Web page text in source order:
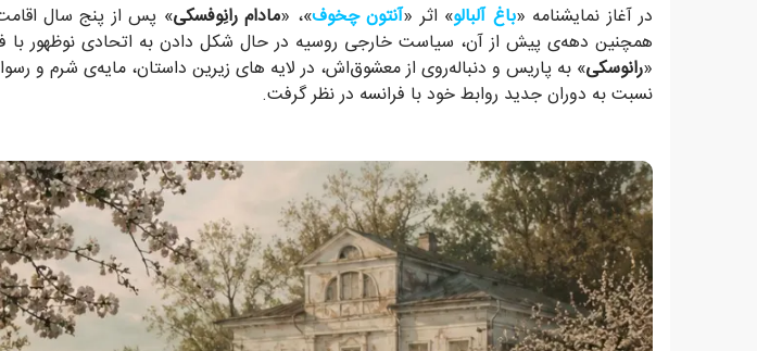
«چخوف» در نمایشنامه «باغ آلبالو»، بدترین تمایلات انسان ها را زیر ذره‌بین قرار می دهد.
در آغاز نمایشنامه «باغ آلبالو» اثر «آنتون چخوف»، «مادام رانِوفسکی
همچنین دهه‌ی پیش از آن، سیاست خارجی روسیه در حال شکل دادن به اتحادی نوظهور
«رانوسکی» به پاریس و دنباله‌روی از معشوق‌اش، در لایه های زیرین داستان، مایه‌ی شرم و
نسبت به دوران جدید روابط خود با فرانسه در نظر گرفت.